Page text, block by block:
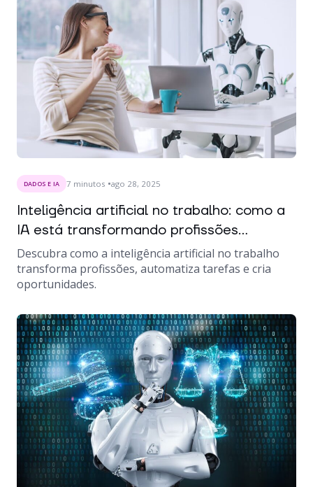
DADOS E IA 7 minutos ago 28, 2025
Inteligência artificial no trabalho: como a
IA está transformando profissões...
Descubra como a inteligência artificial no trabalho
transforma profissões, automatiza tarefas e cria
oportunidades.